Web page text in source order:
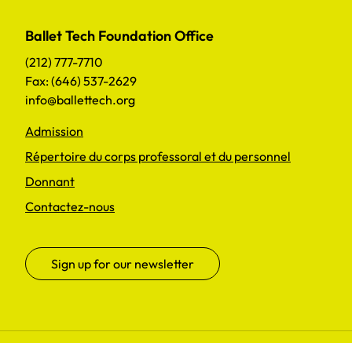
Ballet Tech Foundation Office
(212) 777-7710
Fax: (646) 537-2629
info@ballettech.org
Admission
Répertoire du corps professoral et du personnel
Donnant
Contactez-nous
Sign up for our newsletter